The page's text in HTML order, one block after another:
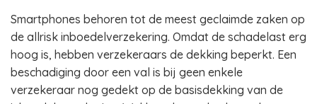
Smartphones behoren tot de meest geclaimde zaken op
de allrisk inboedelverzekering. Omdat de schadelast erg
hoog is, hebben verzekeraars de dekking beperkt. Een
beschadiging door een val is bij geen enkele
verzekeraar nog gedekt op de basisdekking van de